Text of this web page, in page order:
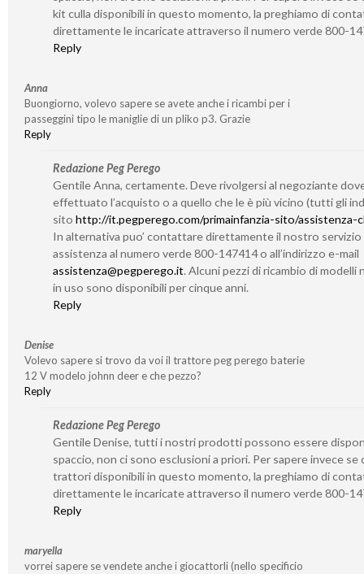
kit culla disponibili in questo momento, la preghiamo di
direttamente le incaricate attraverso il numero verde 800-
Reply
Anna
Buongiorno, volevo sapere se avete anche i ricambi per i
passeggini tipo le maniglie di un pliko p3. Grazie
Reply
Redazione Peg Perego
Gentile Anna, certamente. Deve rivolgersi al negoziante
effettuato l’acquisto o a quello che le è più vicino (tutti gli
sito http://it.pegperego.com/primainfanzia-sito/assistenza-
In alternativa puo’ contattare direttamente il nostro servizio
assistenza al numero verde 800-147414 o all’indirizzo e-mail
assistenza@pegperego.it. Alcuni pezzi di ricambio di modelli
in uso sono disponibili per cinque anni.
Reply
Denise
Volevo sapere si trovo da voi il trattore peg perego baterie
12 V modelo johnn deer e che pezzo?
Reply
Redazione Peg Perego
Gentile Denise, tutti i nostri prodotti possono essere
spaccio, non ci sono esclusioni a priori. Per sapere invece se
trattori disponibili in questo momento, la preghiamo di
direttamente le incaricate attraverso il numero verde 800-
Reply
maryella
vorrei sapere se vendete anche i giocattorli (nello specificio